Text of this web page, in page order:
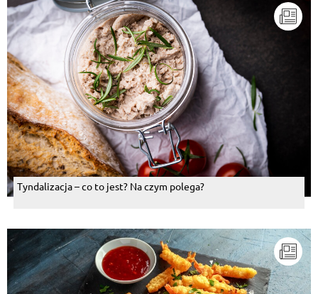
Tyndalizacja – co to jest? Na czym polega?